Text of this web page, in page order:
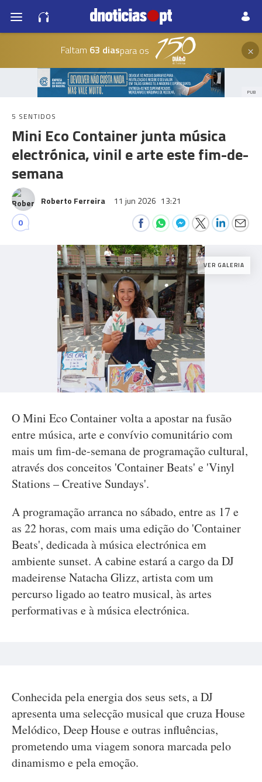
Faltam 63 diaspara os ×
PUB
5 SENTIDOS
Mini Eco Container junta música
electrónica, vinil e arte este fim-de-
semana
Roberto Ferreira 11 jun 2026 13:21
0
VER GALERIA
O Mini Eco Container volta a apostar na fusão
entre música, arte e convívio comunitário com
mais um fim-de-semana de programação cultural,
através dos conceitos 'Container Beats' e 'Vinyl
Stations – Creative Sundays'.
A programação arranca no sábado, entre as 17 e
as 22 horas, com mais uma edição do 'Container
Beats', dedicada à música electrónica em
ambiente sunset. A cabine estará a cargo da DJ
madeirense Natacha Glizz, artista com um
percurso ligado ao teatro musical, às artes
performativas e à música electrónica.
Conhecida pela energia dos seus sets, a DJ
apresenta uma selecção musical que cruza House
Melódico, Deep House e outras influências,
prometendo uma viagem sonora marcada pelo
dinamismo e pela emoção.